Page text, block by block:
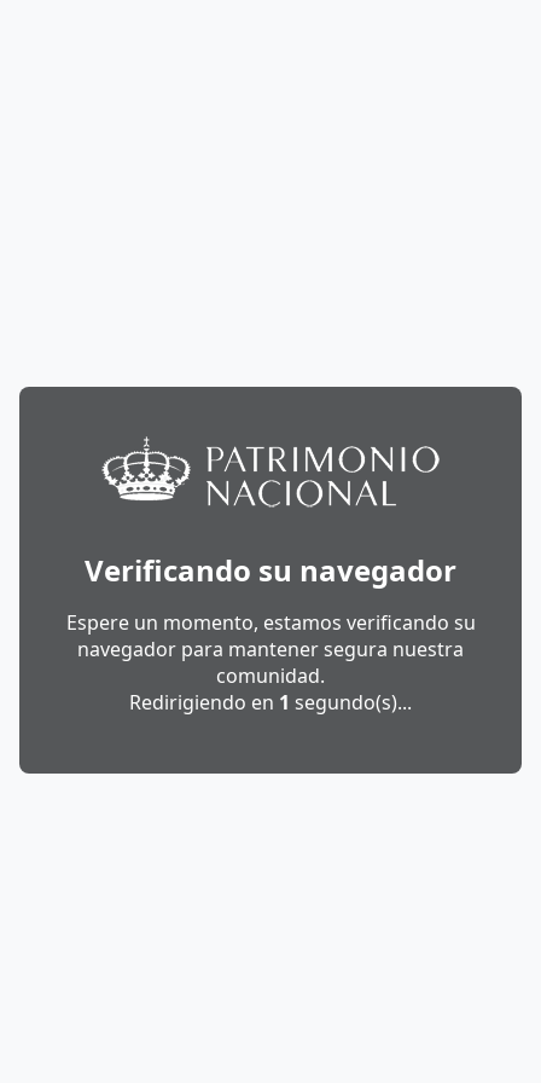
Verificando su navegador
Espere un momento, estamos verificando su
navegador para mantener segura nuestra
comunidad.
Redirigiendo en 1 segundo(s)...